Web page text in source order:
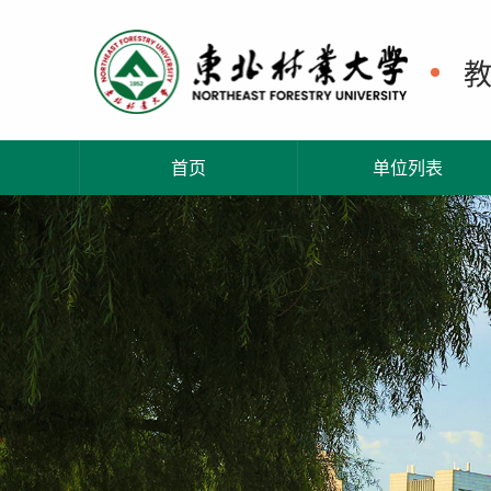
首页 单位列表